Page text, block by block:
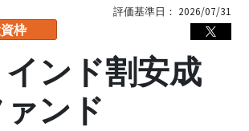
枠
評価基準日： 2026/07/31
ンド割安成
ンド